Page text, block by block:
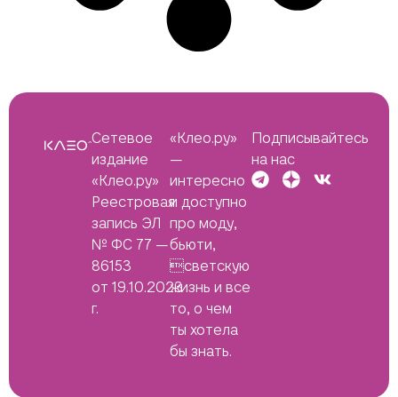
Сетевое
издание
«Клео.ру»
Реестровая
запись ЭЛ
№ ФС 77 —
86153
от 19.10.2023
г.
«Клео.ру»
—
интересно
и доступно
про моду,
бьюти,
светскую
жизнь и все
то, о чем
ты хотела
бы знать.
Подписывайтесь
на нас